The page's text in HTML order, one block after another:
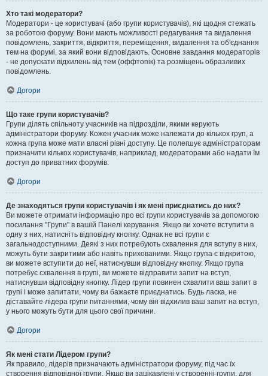
Хто такі модератори?
Модератори - це користувачі (або групи користувачів), які щодня стежать
за роботою форуму. Вони мають можливості редагування та видалення
повідомлень, закриття, відкриття, переміщення, видалення та об'єднання
тем на форумі, за який вони відповідають. Основне завдання модераторів
- не допускати відхилень від тем (оффтопік) та розміщень образливих
повідомлень.
Догори
Що таке групи користувачів?
Групи ділять спільноту учасників на підрозділи, якими керують
адміністратори форуму. Кожен учасник може належати до кількох груп, а
кожна група може мати власні рівні доступу. Це полегшує адміністраторам
призначити кількох користувачів, наприклад, модераторами або надати їм
доступ до приватних форумів.
Догори
Де знаходяться групи користувачів і як мені приєднатись до них?
Ви можете отримати інформацію про всі групи користувачів за допомогою
посилання "Групи" в вашій Панелі керування. Якщо ви хочете вступити в
одну з них, натисніть відповідну кнопку. Однак не всі групи є
загальнодоступними. Деякі з них потребують схвалення для вступу в них,
можуть бути закритими або навіть прихованими. Якщо група є відкритою,
ви можете вступити до неї, натиснувши відповідну кнопку. Якщо група
потребує схвалення в групі, ви можете відправити запит на вступ,
натиснувши відповідну кнопку. Лідер групи повинен схвалити ваш запит в
групі і може запитати, чому ви бажаєте приєднатись. Будь ласка, не
діставайте лідера групи питаннями, чому він відхилив ваш запит на вступ,
у нього можуть бути для цього свої причини.
Догори
Як мені стати Лідером групи?
Як правило, лідерів призначають адміністратори форуму, під час їх
створення відповідної групи. Якщо ви зацікавлені у створенні групи, для